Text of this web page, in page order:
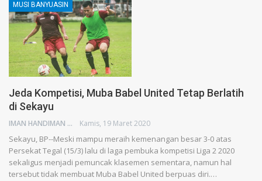
MUSI BANYUASIN
Jeda Kompetisi, Muba Babel United Tetap Berlatih
di Sekayu
IMAN HANDIMAN Kamis, 19 Maret 2020
Sekayu, BP--Meski mampu meraih kemenangan besar 3-0 atas
Persekat Tegal (15/3) lalu di laga pembuka kompetisi Liga 2 2020
sekaligus menjadi pemuncak klasemen sementara, namun hal
tersebut tidak membuat Muba Babel United berpuas diri.…